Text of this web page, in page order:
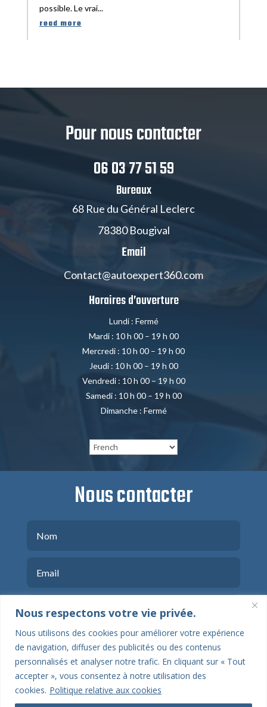
Nous respectons votre vie privée.
Nous utilisons des cookies pour améliorer votre expérience
de navigation, diffuser des publicités ou des contenus
personnalisés et analyser notre trafic. En cliquant sur « Tout
accepter », vous consentez à notre utilisation des
cookies. Politique relative aux cookies
possible. Le vrai...
read more
Pour nous contacter
06 03 77 51 59
Bureaux
68 Rue du Général Leclerc
78380 Bougival
Email
Contact@autoexpert360.com
Horaires d’ouverture
Lundi : Fermé
Mardi : 10 h 00 – 19 h 00
Mercredi : 10 h 00 – 19 h 00
Jeudi : 10 h 00 – 19 h 00
Vendredi : 10 h 00 – 19 h 00
Samedi : 10 h 00 – 19 h 00
Dimanche : Fermé
Nous contacter
ENVOYER